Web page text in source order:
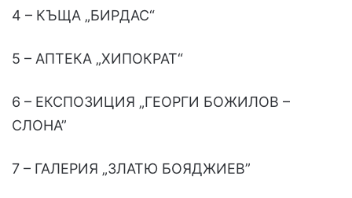
4 – КЪЩА „БИРДАС“
5 – АПТЕКА „ХИПОКРАТ“
6 – ЕКСПОЗИЦИЯ „ГЕОРГИ БОЖИЛОВ –
СЛОНА”
7 – ГАЛЕРИЯ „ЗЛАТЮ БОЯДЖИЕВ”